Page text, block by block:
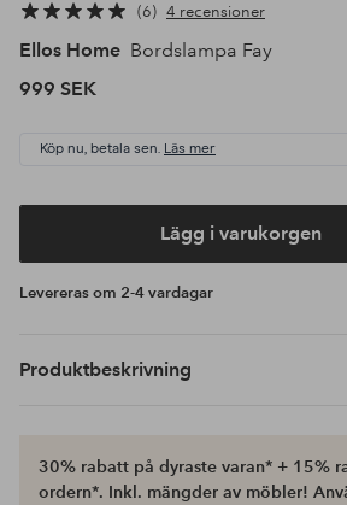
6 4 recensioner
Ellos Home Bordslampa Fay
999 SEK
Köp nu, betala sen. Läs mer
Lägg i varukorgen
Levereras om 2-4 vardagar
Produktbeskrivning
30% rabatt på dyraste varan* + 15%
ordern*. Inkl. mängder av möbler!